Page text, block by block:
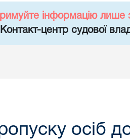
інформацію лише
центр судової
осіб